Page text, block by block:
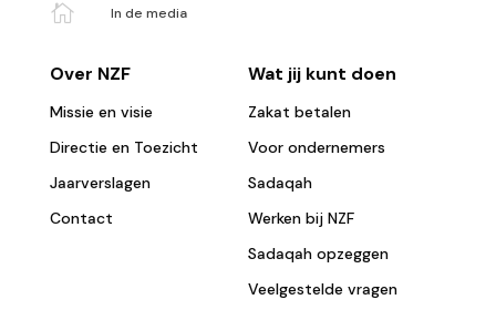
 In de media
Over NZF
Missie en visie
Directie en Toezicht
Jaarverslagen
Contact
Wat jij kunt doen
Zakat betalen
Voor ondernemers
Sadaqah
Werken bij NZF
Sadaqah opzeggen
Veelgestelde vragen